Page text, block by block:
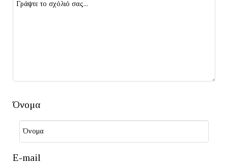
Όνομα
E-mail